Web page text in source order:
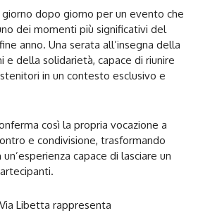
giorno dopo giorno per un evento che
dei momenti più significativi del
anno. Una serata all’insegna della
e della solidarietà, capace di riunire
in un contesto esclusivo e
così la propria vocazione a
e condivisione, trasformando
capace di lasciare un
Libetta rappresenta